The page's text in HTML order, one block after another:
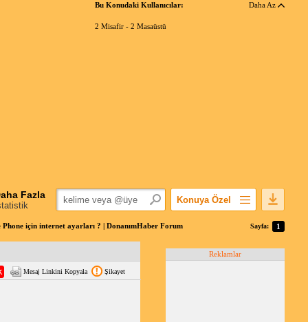
Bu Konudaki Kullanıcılar: Daha Az
2 Misafir - 2 Masaüstü
Fazla Konuya Özel
Popüler Mesajlar
için internet ayarları ? | DonanımHaber Forum Sayfa: 1
Mesaj Linkini Kopyala Şikayet
Reklamlar